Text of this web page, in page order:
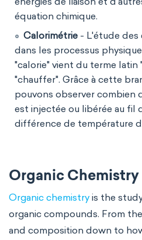
équation chimique.
Calorimétrie - L'étude des
dans les processus
"calorie" vient du terme latin
"chauffer". Grâce à cette
pouvons observer combien
est injectée ou libérée au fil
différence de température
Organic Chemistry
Organic chemistry is the
organic compounds. From
and composition down to